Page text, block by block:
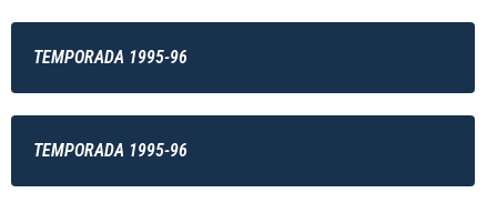
TEMPORADA 1995-96
TEMPORADA 1995-96